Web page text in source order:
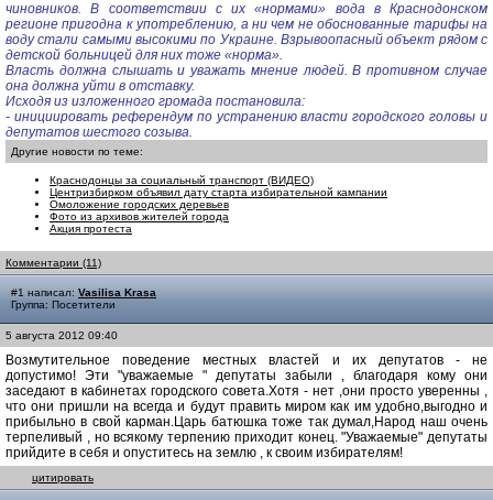
чиновников. В соответствии с их «нормами» вода в Краснодонском
регионе пригодна к употреблению, а ни чем не обоснованные тарифы на
воду стали самыми высокими по Украине. Взрывоопасный объект рядом с
детской больницей для них тоже «норма».
Власть должна слышать и уважать мнение людей. В противном случае
она должна уйти в отставку.
Исходя из изложенного громада постановила:
- инициировать референдум по устранению власти городского головы и
депутатов шестого созыва.
Другие новости по теме:
Краснодонцы за социальный транспорт (ВИДЕО)
Центризбирком объявил дату старта избирательной кампании
Омоложение городских деревьев
Фото из архивов жителей города
Акция протеста
Комментарии (11)
#1 написал: Vasilisa Krasa
Группа: Посетители
5 августа 2012 09:40
Возмутительное поведение местных властей и их депутатов - не
допустимо! Эти "уважаемые " депутаты забыли , благодаря кому они
заседают в кабинетах городского совета.Хотя - нет ,они просто уверенны ,
что они пришли на всегда и будут править миром как им удобно,выгодно и
прибыльно в свой карман.Царь батюшка тоже так думал,Народ наш очень
терпеливый , но всякому терпению приходит конец. "Уважаемые" депутаты
прийдите в себя и опуститесь на землю , к своим избирателям!
цитировать